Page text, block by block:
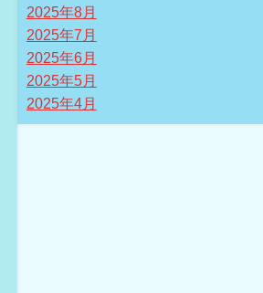
2025年8月
2025年7月
2025年6月
2025年5月
2025年4月